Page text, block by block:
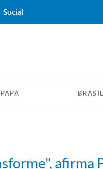
PAPA BRASIL
afirma
Social